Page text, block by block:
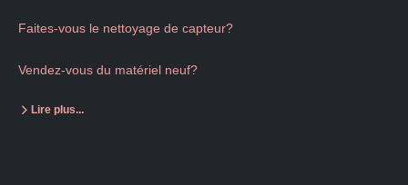
Faites-vous le nettoyage de capteur?
Vendez-vous du matériel neuf?
Lire plus...